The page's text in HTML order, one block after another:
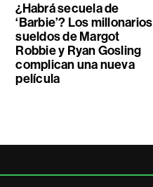
¿Habrá secuela de
‘Barbie’? Los millonarios
sueldos de Margot
Robbie y Ryan Gosling
complican una nueva
película